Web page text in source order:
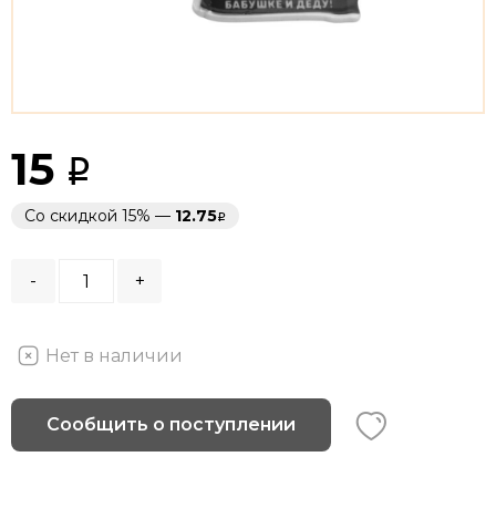
15
Со скидкой 15% — 12.75
- +
Нет в наличии
Сообщить о поступлении